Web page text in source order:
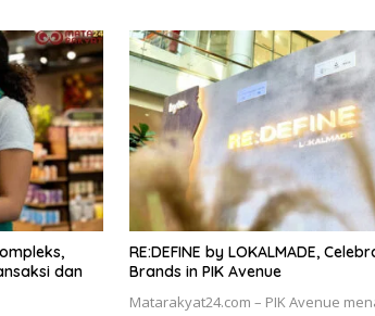
dan
RE:DEFINE by LOKALMADE,
Brands in PIK Avenue
Matarakyat24.com – PIK Avenue